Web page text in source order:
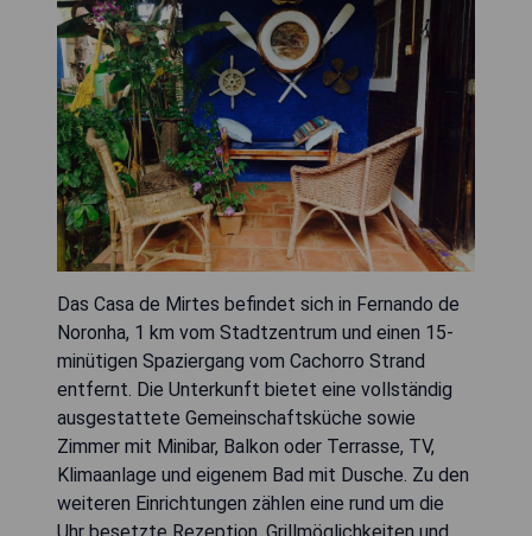
Das Casa de Mirtes befindet sich in Fernando de
Noronha, 1 km vom Stadtzentrum und einen 15-
minütigen Spaziergang vom Cachorro Strand
entfernt. Die Unterkunft bietet eine vollständig
ausgestattete Gemeinschaftsküche sowie
Zimmer mit Minibar, Balkon oder Terrasse, TV,
Klimaanlage und eigenem Bad mit Dusche. Zu den
weiteren Einrichtungen zählen eine rund um die